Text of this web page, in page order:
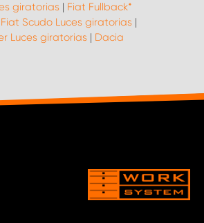
giratorias | Fiat Fullback*
Fiat Scudo Luces giratorias |
Luces giratorias | Dacia